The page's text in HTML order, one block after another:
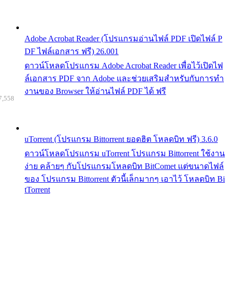
Adobe Acrobat Reader (โปรแกรมอ่านไฟล์ PDF เปิดไฟล์ P
DF ไฟล์เอกสาร ฟรี) 26.001
ดาวน์โหลดโปรแกรม Adobe Acrobat Reader เพื่อไว้เปิดไฟ
ล์เอกสาร PDF จาก Adobe และช่วยเสริมสำหรับกับการทำ
งานของ Browser ให้อ่านไฟล์ PDF ได้ ฟรี
uTorrent (โปรแกรม Bittorrent ยอดฮิต โหลดบิท ฟรี) 3.6.0
ดาวน์โหลดโปรแกรม uTorrent โปรแกรม Bittorrent ใช้งาน
ง่าย คล้ายๆ กับโปรแกรมโหลดบิท BitComet แต่ขนาดไฟล์
ของ โปรแกรม Bittorrent ตัวนี้เล็กมากๆ เอาไว้ โหลดบิท Bi
tTorrent